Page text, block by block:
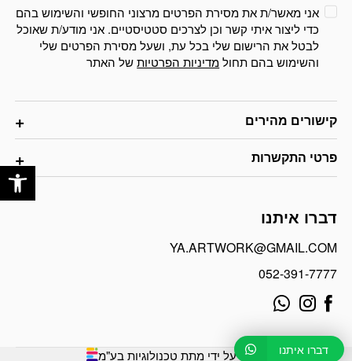
קישורים מהירים
פרטי התקשרות
דברו איתנו
YA.ARTWORK@GMAIL.COM
052-391-7777
אני מאשר/ת את מסירת הפרטים מרצוני החופשי והשימוש בהם
כדי ליצור איתי קשר וכן לצרכים סטטיסטיים. אני מודע/ת שאוכל
לבטל את הרישום שלי בכל עת, ושעל מסירת הפרטים שלי
והשימוש בהם תחולמדיניות הפרטיותשל האתר
פותח על ידי מתת טכנולוגיות בע"מ דברו איתנו